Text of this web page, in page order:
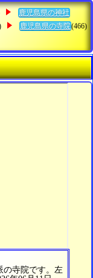
鹿児島県の神社
鹿児島県の寺院(466)
の寺院です。左